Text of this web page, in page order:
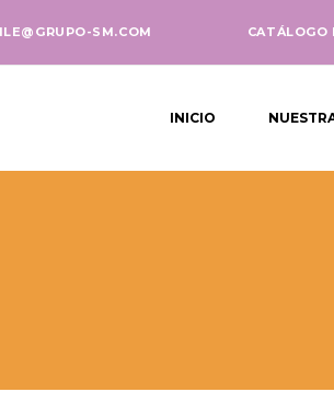
SM.COM CATÁLOGO
INICIO